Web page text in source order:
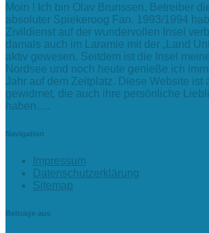
Moin ! Ich bin Olav Brunssen, Betreiber
absoluter Spiekeroog Fan. 1993/1994
Zivildienst auf der wundervollen Insel
damals auch im Laramie mit der „Land
aktiv gewesen. Seitdem ist die Insel
Nordsee und noch heute genieße ich
Jahr auf dem Zeltplatz. Diese Website ist
gewidmet, die auch ihre persönliche
haben….
Navigation
Impressum
Datenschutzerklärung
Sitemap
Beiträge aus